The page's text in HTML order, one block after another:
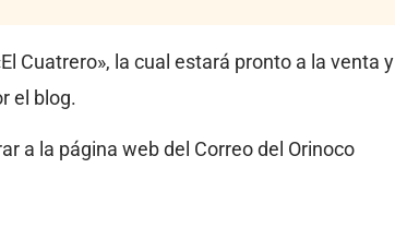
Cuatrero», la cual estará pronto a la venta y
el blog.
a la página web del Correo del Orinoco